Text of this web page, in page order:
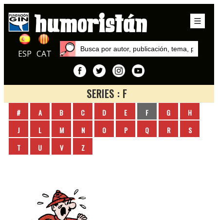
ESP CAT
SERIES : F
Inicio
Series
# A B C D E F G
H
J
L M N O P Q R
S
T
U V Z